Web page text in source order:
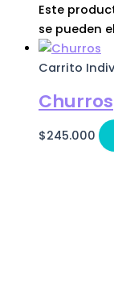
Este
se pueden
Carrito
Churros
$245.000